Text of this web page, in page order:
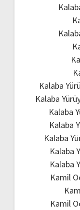
Kalaba
Kalaba
Kalaba
Kalaba
Kalaba
Kalaba
Kalaba
Kamil
Kamil